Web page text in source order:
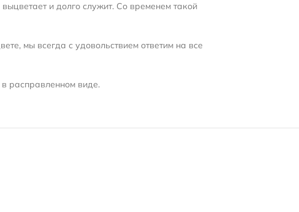
и долго служит. Со временем такой
мы всегда с удовольствием ответим на все
расправленном виде.